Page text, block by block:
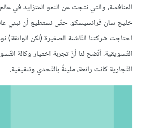
المنافسة، والتي نتجت عن النمو المتزايد في
خليج سان فرانسيسكو. حتّى نستطيع أن نبني
احتاجت شركتنا النّاشئة الصغيرة (لكن الواثقة)
التّسويقية. أتّضح لنا أنّ تجربة اختيار وكالة
التّجارية كانت رائعة، مليئةً بالتّحدي وتثقيفية.